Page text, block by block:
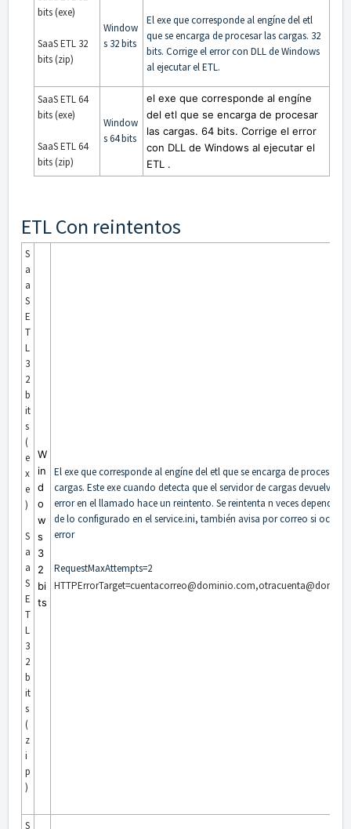
bits (exe)
SaaS ETL 32
bits (zip)
Window
s 32 bits
El exe que corresponde al engíne del etl
que se encarga de procesar las cargas. 32
bits. Corrige el error con DLL de Windows
al ejecutar el ETL.
SaaS ETL 64
bits (exe)
SaaS ETL 64
bits (zip)
Window
s 64 bits
el exe que corresponde al engíne
del etl que se encarga de procesar
las cargas. 64 bits. Corrige el error
con DLL de Windows al ejecutar el
ETL.
ETL Con reintentos
S
a
a
S
E
T
L
3
2
b
it
s
(
e
x
e
)
S
a
a
S
E
T
L
3
2
b
it
s
(
z
i
p
)
W
in
d
o
w
s
3
2
bi
ts
El exe que corresponde al engíne del etl que se encarga de procesar las
cargas. Este exe cuando detecta que el servidor de cargas devuelve un
error en el llamado hace un reintento. Se reintenta n veces
de lo configurado en el service.ini, también avisa por correo si ocurre
error
RequestMaxAttempts=2
S